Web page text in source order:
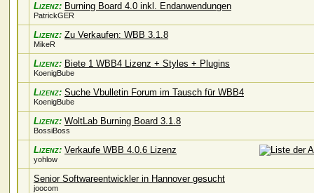
Lizenz: Burning Board 4.0 inkl. Endanwendungen
PatrickGER
Lizenz: Zu Verkaufen: WBB 3.1.8
MikeR
Lizenz: Biete 1 WBB4 Lizenz + Styles + Plugins
KoenigBube
Lizenz: Suche Vbulletin Forum im Tausch für WBB4
KoenigBube
Lizenz: WoltLab Burning Board 3.1.8
BossiBoss
Lizenz: Verkaufe WBB 4.0.6 Lizenz
yohlow
Senior Softwareentwickler in Hannover gesucht
joocom